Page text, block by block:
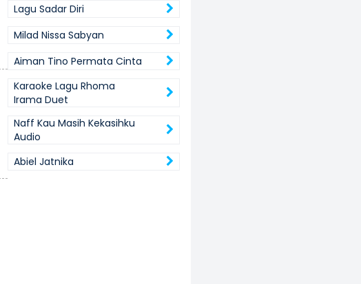
Lagu Sadar Diri
Milad Nissa Sabyan
Aiman Tino Permata Cinta
Karaoke Lagu Rhoma
Irama Duet
Naff Kau Masih Kekasihku
Audio
Abiel Jatnika